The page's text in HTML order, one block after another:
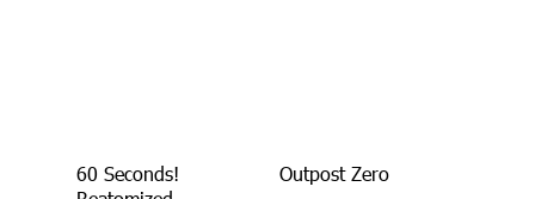
60 Seconds!
Outpost Zero